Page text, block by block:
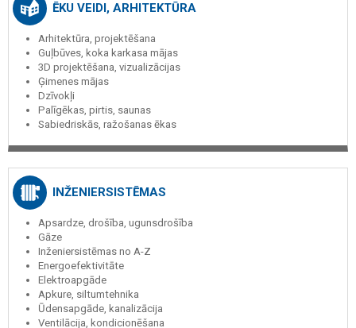
ĒKU VEIDI, ARHITEKTŪRA
Arhitektūra, projektēšana
Guļbūves, koka karkasa mājas
3D projektēšana, vizualizācijas
Ģimenes mājas
Dzīvokļi
Palīgēkas, pirtis, saunas
Sabiedriskās, ražošanas ēkas
INŽENIERSISTĒMAS
Apsardze, drošība, ugunsdrošība
Gāze
Inženiersistēmas no A-Z
Energoefektivitāte
Elektroapgāde
Apkure, siltumtehnika
Ūdensapgāde, kanalizācija
Ventilācija, kondicionēšana